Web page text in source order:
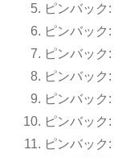
ピンバック:
ピンバック:
ピンバック:
ピンバック:
ピンバック:
ピンバック:
ピンバック: